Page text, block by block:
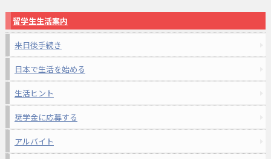
留学生生活案内
来日後手続き
日本で生活を始める
生活ヒント
奨学金に応募する
アルバイト